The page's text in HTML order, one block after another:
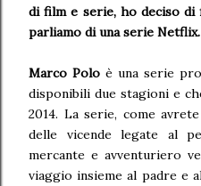
di film e serie, ho deciso di
parliamo di una serie Netflix.
Marco Polo è una serie
disponibili due stagioni e
2014. La serie, come
delle vicende legate al
mercante e avventuriero
viaggio insieme al padre e